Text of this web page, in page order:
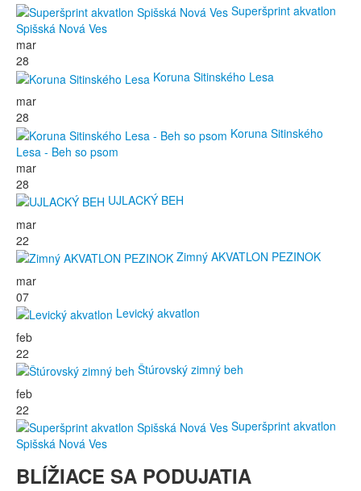
Superšprint akvatlon
Spišská Nová Ves
mar
28
Koruna Sitinského Lesa
mar
28
Koruna Sitinského
Lesa - Beh so psom
mar
28
UJLACKÝ BEH
mar
22
Zimný AKVATLON PEZINOK
mar
07
Levický akvatlon
feb
22
Štúrovský zimný beh
feb
22
Superšprint akvatlon
Spišská Nová Ves
BLÍŽIACE SA PODUJATIA